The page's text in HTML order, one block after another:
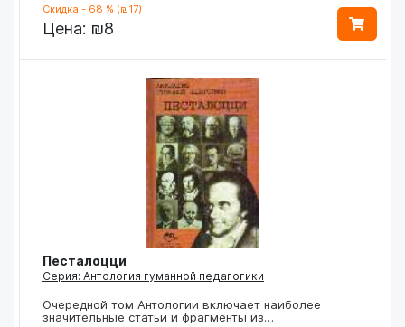
Скидка - 68 % (₪17)
Цена: ₪8
Песталоцци
Серия: Антология гуманной педагогики
Очередной том Антологии включает наиболее
значительные статьи и фрагменты из…